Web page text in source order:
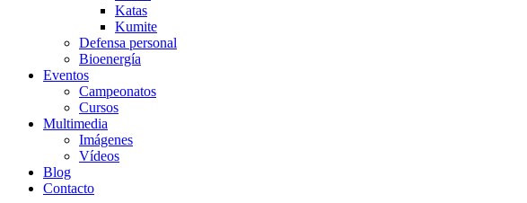
Katas
Kumite
Defensa personal
Bioenergía
Eventos
Campeonatos
Cursos
Multimedia
Imágenes
Vídeos
Blog
Contacto